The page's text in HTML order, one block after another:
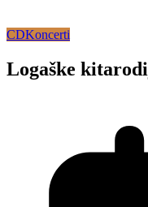
CDKoncerti
Logaške